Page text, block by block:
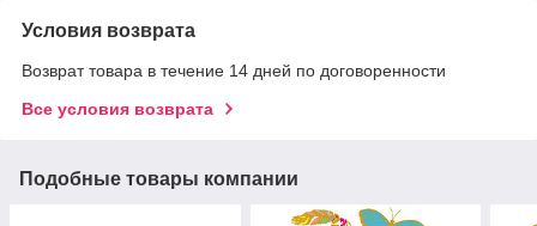
Условия возврата
Возврат товара в течение 14 дней по договоренности
Все условия возврата
Подобные товары компании